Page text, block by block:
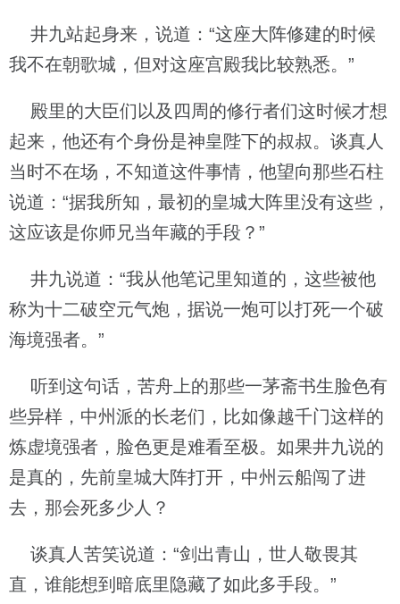
井九站起身来，说道：“这座大阵修建的时候
我不在朝歌城，但对这座宫殿我比较熟悉。”
殿里的大臣们以及四周的修行者们这时候才想
起来，他还有个身份是神皇陛下的叔叔。谈真人
当时不在场，不知道这件事情，他望向那些石柱
说道：“据我所知，最初的皇城大阵里没有这些，
这应该是你师兄当年藏的手段？”
井九说道：“我从他笔记里知道的，这些被他
称为十二破空元气炮，据说一炮可以打死一个破
海境强者。”
听到这句话，苦舟上的那些一茅斋书生脸色有
些异样，中州派的长老们，比如像越千门这样的
炼虚境强者，脸色更是难看至极。如果井九说的
是真的，先前皇城大阵打开，中州云船闯了进
去，那会死多少人？
谈真人苦笑说道：“剑出青山，世人敬畏其
直，谁能想到暗底里隐藏了如此多手段。”